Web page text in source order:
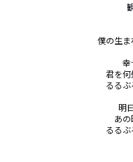
僕の生ま
幸
君を
るる
明
あ
るる